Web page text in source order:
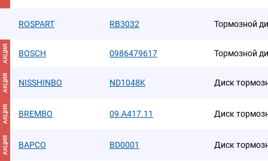
ROSPART RB3032 Тормозной
АКЦИЯ BOSCH 0986479617 Тормозной
АКЦИЯ NISSHINBO ND1048K Диск
АКЦИЯ BREMBO 09.A417.11 Диск
АКЦИЯ BAPCO BD0001 Диск